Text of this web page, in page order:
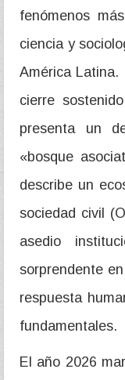
fenómenos
ciencia y
América Latina.
cierre
presenta un
«bosque
describe un
sociedad civil
asedio
sorprendente
respuesta
fundamentales.
El año 2026